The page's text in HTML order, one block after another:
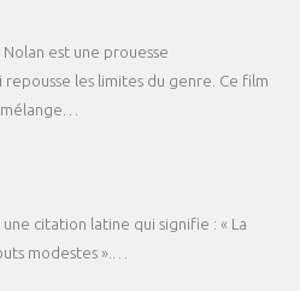
est une prouesse
les limites du genre. Ce film
une citation latine qui signifie : « La
modestes ».…